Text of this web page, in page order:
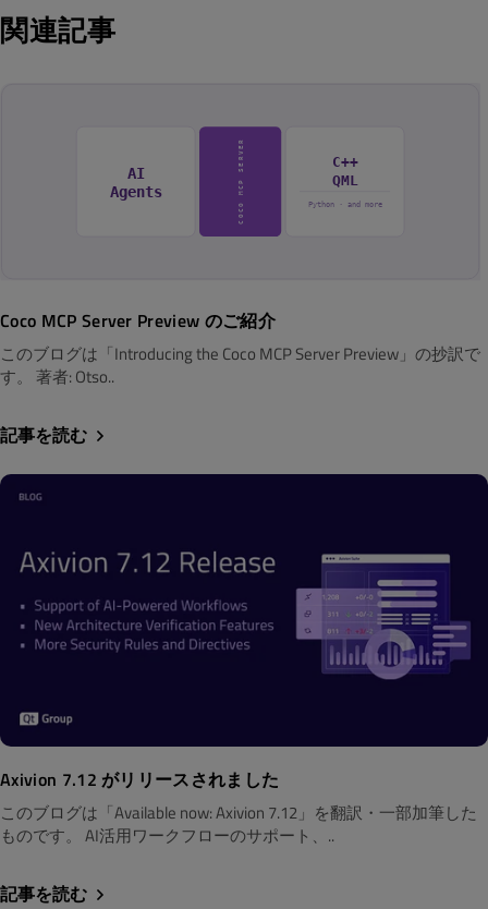
関連記事
Coco MCP Server Preview のご紹介
このブログは「Introducing the Coco MCP Server Preview」の抄訳で
す。 著者: Otso..
記事を読む
Axivion 7.12 がリリースされました
このブログは「Available now: Axivion 7.12」を翻訳・一部加筆した
ものです。 AI活用ワークフローのサポート、..
記事を読む